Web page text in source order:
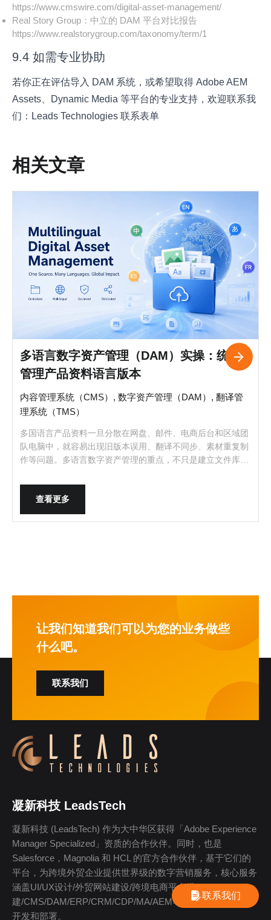
https://www.cmswire.com/digital-asset-management/
Real Story Group：中立的 DAM 平台对比报告
https://www.realstorygroup.com/taxonomy/term/1
9.4 如需专业协助
若你正在评估导入 DAM 系统，或希望取得 Adobe AEM
Assets、Dynamic Media 等平台的专业支持，欢迎联系我
们： Leads Technologies 联系表单
相关文章
多语言数字资产管理（DAM）实操：统一
管理产品资料语言版本
内容管理系统（CMS）, 数字资产管理（DAM）, 翻译管
理系统（TMS）
多国语言产品资料一旦分散在网盘、邮件、电商后台和区域团
队电脑中，就容易出现旧版本误用、翻译不同步、素材重复制
作等问题。多语言数字资产管理的重点，不只是建立文件库，
追踪的统一机制。
查看更多
让我们知道我们可以为您的业务做些
什么吧。
联系我们
凝新科技 LeadsTech
凝新科技 (LeadsTech) 作为大中华区获得「Adobe Experience
Manager Specialized」资质的合作伙伴。同时，也是
Salesforce，Magnolia 和 HCL 的官方合作伙伴，基于它们的
平台，为跨境外贸企业提供世界级的数字营销服务，核心服务
涵盖UI/UX设计/外贸网站建设/跨境电商平台搭
建/CMS/DAM/ERP/CRM/CDP/MA/AEM等国际高级别的系统
开发和部署。
联系我们